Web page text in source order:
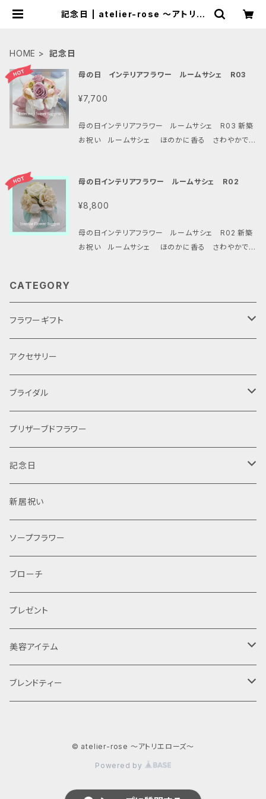
記念日 | atelier-rose ～アトリエ
HOME 記念日
母の日 インテリアフラワー ルームサシェ R03
¥7,700
母の日インテリアフラワー ルームサシェ R03 新築
お祝い ルームサシェ ほのかに香る さわやかでエ
ワー ピンク系 （お花の形状は変更になることもあ
は行います
母の日インテリアフラワー ルームサシェ R02
¥8,800
母の日インテリアフラワー ルームサシェ R02 新築
お祝い ルームサシェ ほのかに香る さわやかでエ
ることもあります） サイズ 〇15ｃｍ×高さ18ｃｍ 簡
CATEGORY
フラワーギフト
母の日
アクセサリー
ブライダル
ケーキ
手作りキット
オーダー
プリザーブドフラワー
ティアラ
レンタル
プリザーブドフラワー
記念日
結婚式
新居祝い
ソープフラワー
ブローチ
プレゼント
美容アイテム
コンセプトティー
ブレンドティー
© atelier-rose ～アトリエローズ～
Powered by